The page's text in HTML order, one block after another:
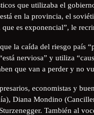
que utilizaba el
en la provincia, el
es exponencial”, le
la caída del riesgo país
nerviosa” y utiliza
que van a perder y no
economistas y
Diana Mondino
También al